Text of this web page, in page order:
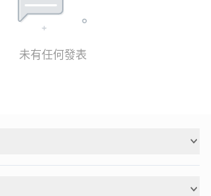
未有任何發表